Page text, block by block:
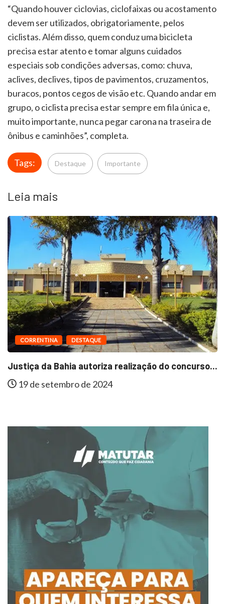
“Quando houver ciclovias, ciclofaixas ou acostamento
devem ser utilizados, obrigatoriamente, pelos
ciclistas. Além disso, quem conduz uma bicicleta
precisa estar atento e tomar alguns cuidados
especiais sob condições adversas, como: chuva,
aclives, declives, tipos de pavimentos, cruzamentos,
buracos, pontos cegos de visão etc. Quando andar em
grupo, o ciclista precisa estar sempre em fila única e,
muito importante, nunca pegar carona na traseira de
ônibus e caminhões”, completa.
Tags: Destaque Importante
Leia mais
CORRENTINA DESTAQUE
Justiça da Bahia autoriza realização do concurso...
19 de setembro de 2024